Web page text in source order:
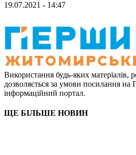
19.07.2021 - 14:47
Використання будь-яких матеріалів,
дозволяється за умови посилання
інформаційний портал.
ЩЕ БІЛЬШЕ НОВИН